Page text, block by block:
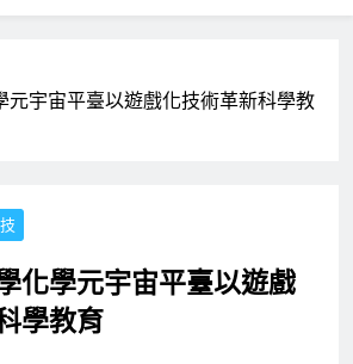
元宇宙平臺以遊戲化技術革新科學教
化學元宇宙平臺以遊戲
學教育